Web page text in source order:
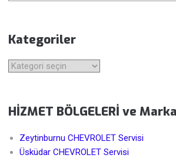
Kategoriler
Kategoriler
HİZMET BÖLGELERİ ve
Zeytinburnu CHEVROLET Servisi
Üsküdar CHEVROLET Servisi